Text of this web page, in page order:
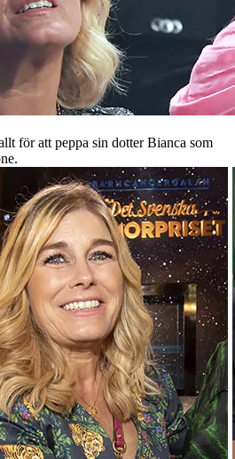
för att peppa sin dotter Bianca som